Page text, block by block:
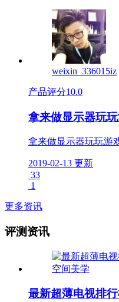
weixin_336015iz
产品评分10.0
拿来做显示器玩
拿来做显示器玩玩游
2019-02-13 更新
33
1
更多资讯
评测资讯
最新超薄电视排